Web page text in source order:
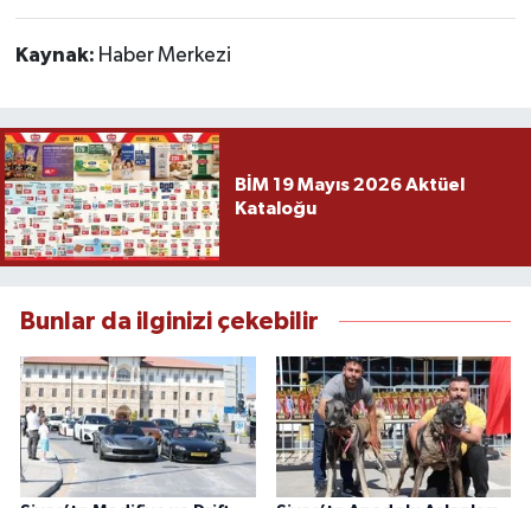
Kaynak: Haber Merkezi
BİM 19 Mayıs 2026 Aktüel
Kataloğu
Bunlar da ilginizi çekebilir